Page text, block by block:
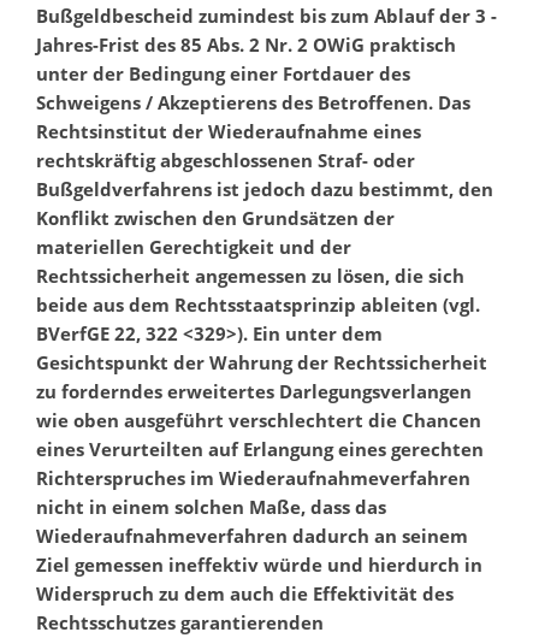
Bußgeldbescheid zumindest bis zum Ablauf der 3 -
Jahres-Frist des 85 Abs. 2 Nr. 2 OWiG praktisch
unter der Bedingung einer Fortdauer des
Schweigens / Akzeptierens des Betroffenen. Das
Rechtsinstitut der Wiederaufnahme eines
rechtskräftig abgeschlossenen Straf- oder
Bußgeldverfahrens ist jedoch dazu bestimmt, den
Konflikt zwischen den Grundsätzen der
materiellen Gerechtigkeit und der
Rechtssicherheit angemessen zu lösen, die sich
beide aus dem Rechtsstaatsprinzip ableiten (vgl.
BVerfGE 22, 322 <329>). Ein unter dem
Gesichtspunkt der Wahrung der Rechtssicherheit
zu forderndes erweitertes Darlegungsverlangen
wie oben ausgeführt verschlechtert die Chancen
eines Verurteilten auf Erlangung eines gerechten
Richterspruches im Wiederaufnahmeverfahren
nicht in einem solchen Maße, dass das
Wiederaufnahmeverfahren dadurch an seinem
Ziel gemessen ineffektiv würde und hierdurch in
Widerspruch zu dem auch die Effektivität des
Rechtsschutzes garantierenden